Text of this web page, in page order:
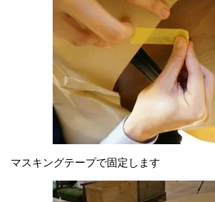
マスキングテープで固定します